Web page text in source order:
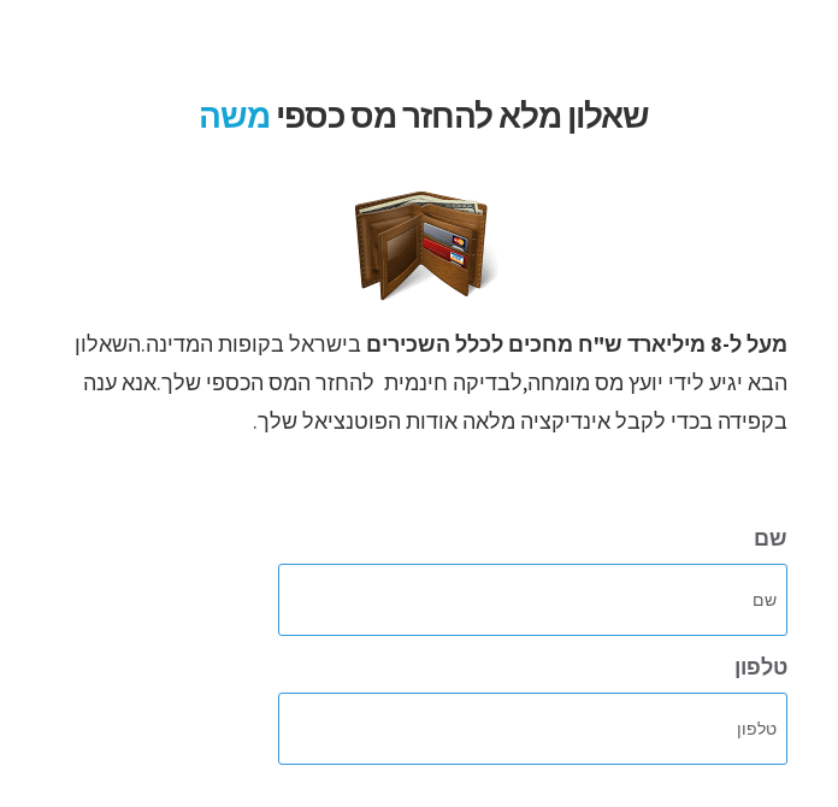
שאלון מלא להחזר מס כספי משה
מעל ל-8 מיליארד ש"ח מחכים לכלל השכירים
בישראל בקופות המדינה.השאלון
הבא יגיע לידי יועץ מס מומחה,לבדיקה חינמית להחזר המס הכספי שלך.אנא ענה
בקפידה בכדי לקבל אינדיקציה מלאה אודות הפוטנציאל שלך.
שם
טלפון